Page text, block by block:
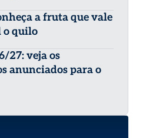
a fruta que vale
o quilo
27: veja os
anunciados para o